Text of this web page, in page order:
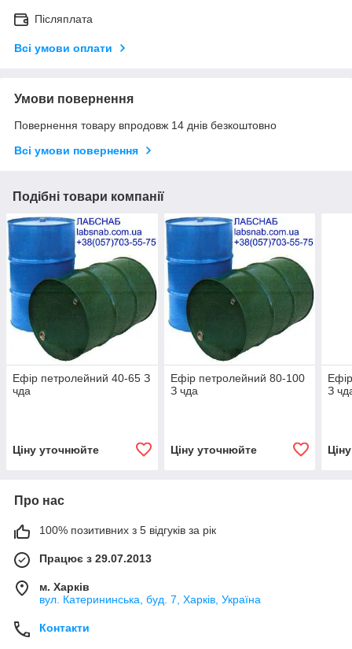
Післяплата
Всі умови оплати
Умови повернення
Повернення товару впродовж 14 днів безкоштовно
Всі умови повернення
Подібні товари компанії
Ефір петролейний 40-65 З
чда
Ціну уточнюйте
Ефір петролейний 80-100
З чда
Ціну уточнюйте
З
Про нас
100% позитивних з 5 відгуків за рік
Працює з 29.07.2013
м. Харків
вул. Катерининська, буд. 7, Харків, Україна
Контакти